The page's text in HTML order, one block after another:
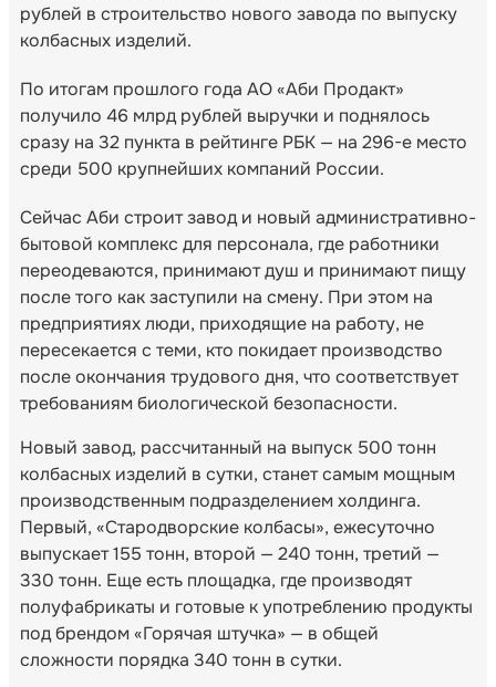
рублей в строительство нового завода по выпуску
колбасных изделий.
По итогам прошлого года АО «Аби Продакт»
получило 46 млрд рублей выручки и поднялось
сразу на 32 пункта в рейтинге РБК — на 296-е место
среди 500 крупнейших компаний России.
Сейчас Аби строит завод и новый административно-
бытовой комплекс для персонала, где работники
переодеваются, принимают душ и принимают пищу
после того как заступили на смену. При этом на
предприятиях люди, приходящие на работу, не
пересекается с теми, кто покидает производство
после окончания трудового дня, что соответствует
требованиям биологической безопасности.
Новый завод, рассчитанный на выпуск 500 тонн
колбасных изделий в сутки, станет самым мощным
производственным подразделением холдинга.
Первый, «Стародворские колбасы», ежесуточно
выпускает 155 тонн, второй — 240 тонн, третий —
330 тонн. Еще есть площадка, где производят
полуфабрикаты и готовые к употреблению продукты
под брендом «Горячая штучка» — в общей
сложности порядка 340 тонн в сутки.